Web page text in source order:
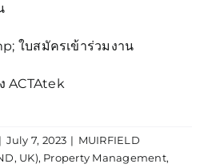
ใบสมัครเข้าร่วมงาน
ACTAtek
| July 7, 2023 | MUIRFIELD
UK), Property Management,